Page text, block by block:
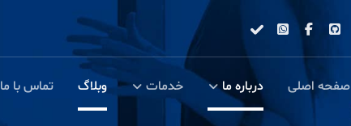
صفحه اصلی درباره ما خدمات وبلاگ تماس با ما